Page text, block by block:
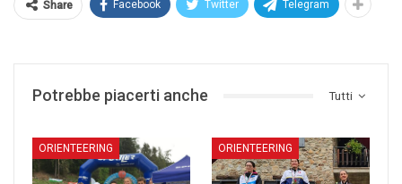
Share Facebook Twitter Telegram
Tutti
Potrebbe piacerti anche
ORIENTEERING ORIENTEERING